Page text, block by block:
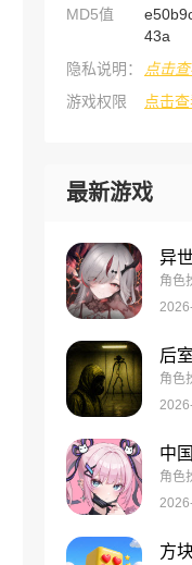
MD5值
43a
隐私说明：
点击
游戏权限
点击
最新游戏
异
角色
角色
中
角色
方